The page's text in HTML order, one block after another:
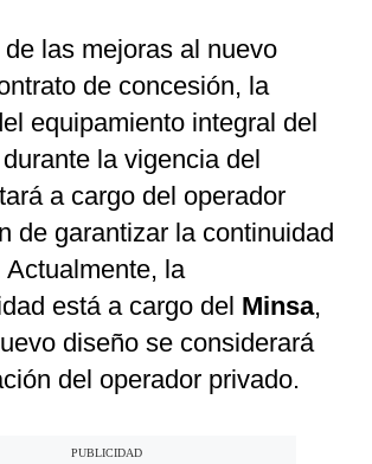
las mejoras al nuevo
de concesión, la
equipamiento integral del
la vigencia del
a cargo del operador
de garantizar la continuidad
Actualmente, la
está a cargo del Minsa,
diseño se considerará
del operador privado.